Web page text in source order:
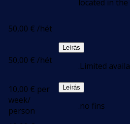
located in
50,00 € /hét
50,00 € /hét
Leírás
.Limited
10,00 € per
week/
person
Leírás
.no fins